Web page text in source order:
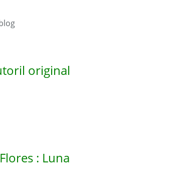
original
: Luna